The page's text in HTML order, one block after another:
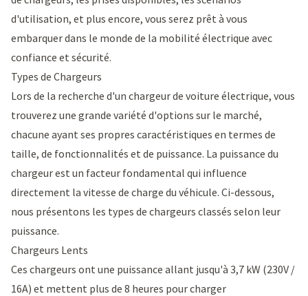
d'utilisation, et plus encore, vous serez prêt à vous
embarquer dans le monde de la mobilité électrique avec
confiance et sécurité.
Types de Chargeurs
Lors de la recherche d'un chargeur de voiture électrique, vous
trouverez une grande variété d'options sur le marché,
chacune ayant ses propres caractéristiques en termes de
taille, de fonctionnalités et de puissance. La puissance du
chargeur est un facteur fondamental qui influence
directement la vitesse de charge du véhicule. Ci-dessous,
nous présentons les types de chargeurs classés selon leur
puissance.
Chargeurs Lents
Ces chargeurs ont une puissance allant jusqu'à 3,7 kW (230V /
16A) et mettent plus de 8 heures pour charger